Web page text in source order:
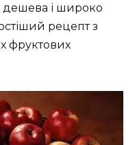
дешева і широко
рецепт з
фруктових